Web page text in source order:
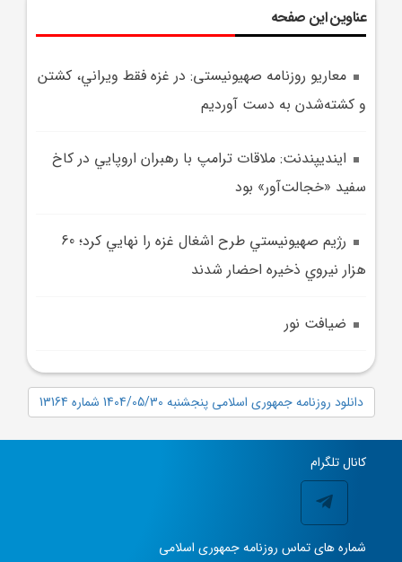
عناوین این صفحه
معاريو روزنامه صهیونیستی: در غزه فقط ويراني، کشتن
و کشته‌شدن به دست آورديم
اينديپندنت: ملاقات ترامپ با رهبران اروپايي در کاخ
سفيد «خجالت‌آور» بود
رژيم صهيونيستي طرح اشغال غزه را نهايي کرد؛ 60
هزار نيروي ذخيره احضار شدند
ضيافت نور
دانلود روزنامه جمهوری اسلامی پنجشنبه 1404/05/30 شماره 13164
کانال تلگرام
شماره های تماس روزنامه جمهوری اسلامی